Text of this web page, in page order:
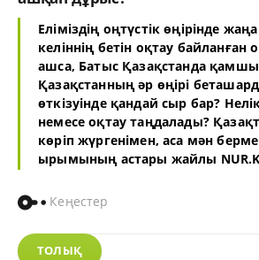
Еліміздің оңтүстік өңірінде
келіннің бетін оқтау байланған
ашса, Батыс Қазақстанда
Қазақстанның әр өңірі
өткізуінде қандай сыр бар?
немесе оқтау таңдалады?
көріп жүргенімен, аса мән
ырымының астары жайлы
Кеңестер
ТОЛЫҚ